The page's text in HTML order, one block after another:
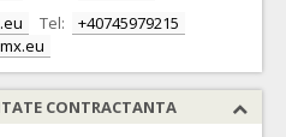
Tel:
+40745979215
CONTRACTANTA